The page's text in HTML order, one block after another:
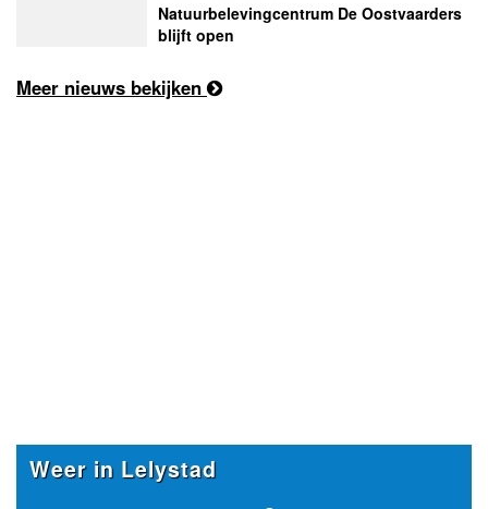
Natuurbelevingcentrum De Oostvaarders
blijft open
Meer nieuws bekijken
Weer in Lelystad